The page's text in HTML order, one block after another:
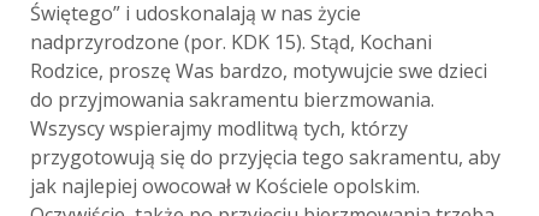
Świętego” i udoskonalają w nas życie
nadprzyrodzone (por. KDK 15). Stąd, Kochani
Rodzice, proszę Was bardzo, motywujcie swe dzieci
do przyjmowania sakramentu bierzmowania.
Wszyscy wspierajmy modlitwą tych, którzy
przygotowują się do przyjęcia tego sakramentu, aby
jak najlepiej owocował w Kościele opolskim.